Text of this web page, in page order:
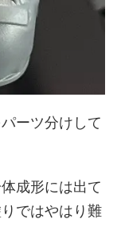
ーツ分けして
成形には出て
ではやはり難